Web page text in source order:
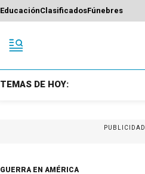
EducaciónClasificadosFúnebres
TEMAS DE HOY:
PUBLICIDAD
GUERRA EN AMÉRICA